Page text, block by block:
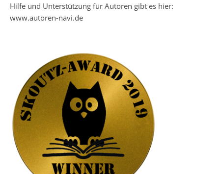
Hilfe und Unterstützung für Autoren gibt es hier:
www.autoren-navi.de